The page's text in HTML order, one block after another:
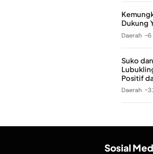
Dukung
Daerah 6
Suko
Positif
Daerah
Sosial